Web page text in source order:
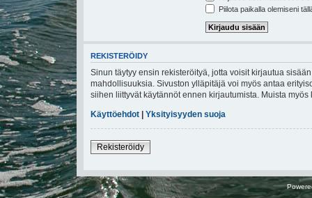
Piilota paikalla olemiseni
REKISTERÖIDY
Sinun täytyy ensin rekisteröityä, jotta voisit kirjautua
mahdollisuuksia. Sivuston ylläpitäjä voi myös antaa
siihen liittyvät käytännöt ennen kirjautumista. Muista
Käyttöehdot | Yksityisyyden suoja
Rekisteröidy